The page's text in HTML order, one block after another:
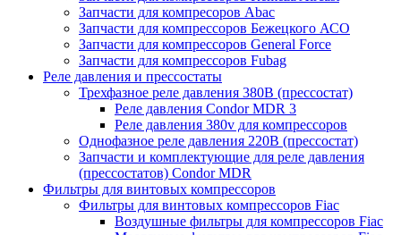
Запчасти для компресоров Abac
Запчасти для компрессоров Бежецкого АСО
Запчасти для компрессоров General Force
Запчасти для компрессоров Fubag
Реле давления и прессостаты
Трехфазное реле давления 380В (прессостат)
Реле давления Condor MDR 3
Реле давления 380v для компрессоров
Однофазное реле давления 220В (прессостат)
Запчасти и комплектующие для реле давления
(прессостатов) Condor MDR
Фильтры для винтовых компрессоров
Фильтры для винтовых компрессоров Fiac
Воздушные фильтры для компрессоров Fiac